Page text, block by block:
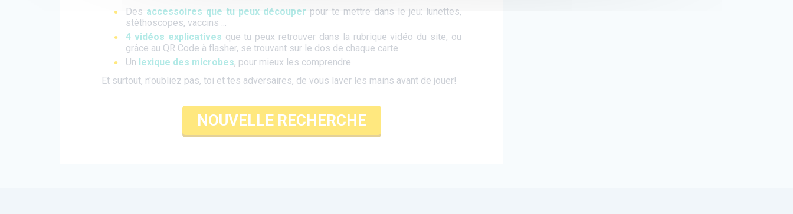
Des accessoires que tu peux découper pour te mettre dans le jeu: lunettes,
stéthoscopes, vaccins ...
4 vidéos explicatives que tu peux retrouver dans la rubrique vidéo du site, ou
grâce au QR Code à flasher, se trouvant sur le dos de chaque carte.
Un lexique des microbes, pour mieux les comprendre.
Et surtout, n'oubliez pas, toi et tes adversaires, de vous laver les mains avant de jouer!
NOUVELLE RECHERCHE